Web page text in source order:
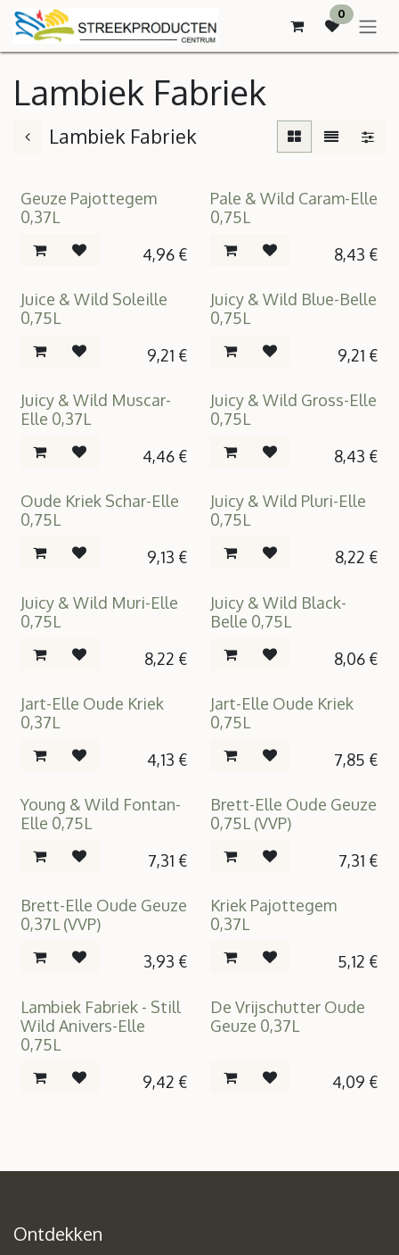
OVERSLAAN NAAR INHOUD
0
Lambiek Fabriek
Lambiek Fabriek
Geuze Pajottegem
0,37L
4,96 €
Pale & Wild Caram-Elle
0,75L
8,43 €
Juice & Wild Soleille
0,75L
9,21 €
Juicy & Wild Blue-Belle
0,75L
9,21 €
Juicy & Wild Muscar-
Elle 0,37L
4,46 €
Juicy & Wild Gross-Elle
0,75L
8,43 €
Oude Kriek Schar-Elle
0,75L
9,13 €
Juicy & Wild Pluri-Elle
0,75L
8,22 €
Juicy & Wild Muri-Elle
0,75L
8,22 €
Juicy & Wild Black-
Belle 0,75L
8,06€
Jart-Elle Oude Kriek
0,37L
4,13 €
Jart-Elle Oude Kriek
0,75L
7,85 €
Young & Wild Fontan-
Elle 0,75L
7,31 €
Brett-Elle Oude Geuze
0,75L (VVP)
7,31 €
Brett-Elle Oude Geuze
0,37L (VVP)
3,93 €
Kriek Pajottegem
0,37L
5,12 €
Lambiek Fabriek - Still
Wild Anivers-Elle
0,75L
9,42 €
De Vrijschutter Oude
Geuze 0,37L
4,09 €
Ontdekken